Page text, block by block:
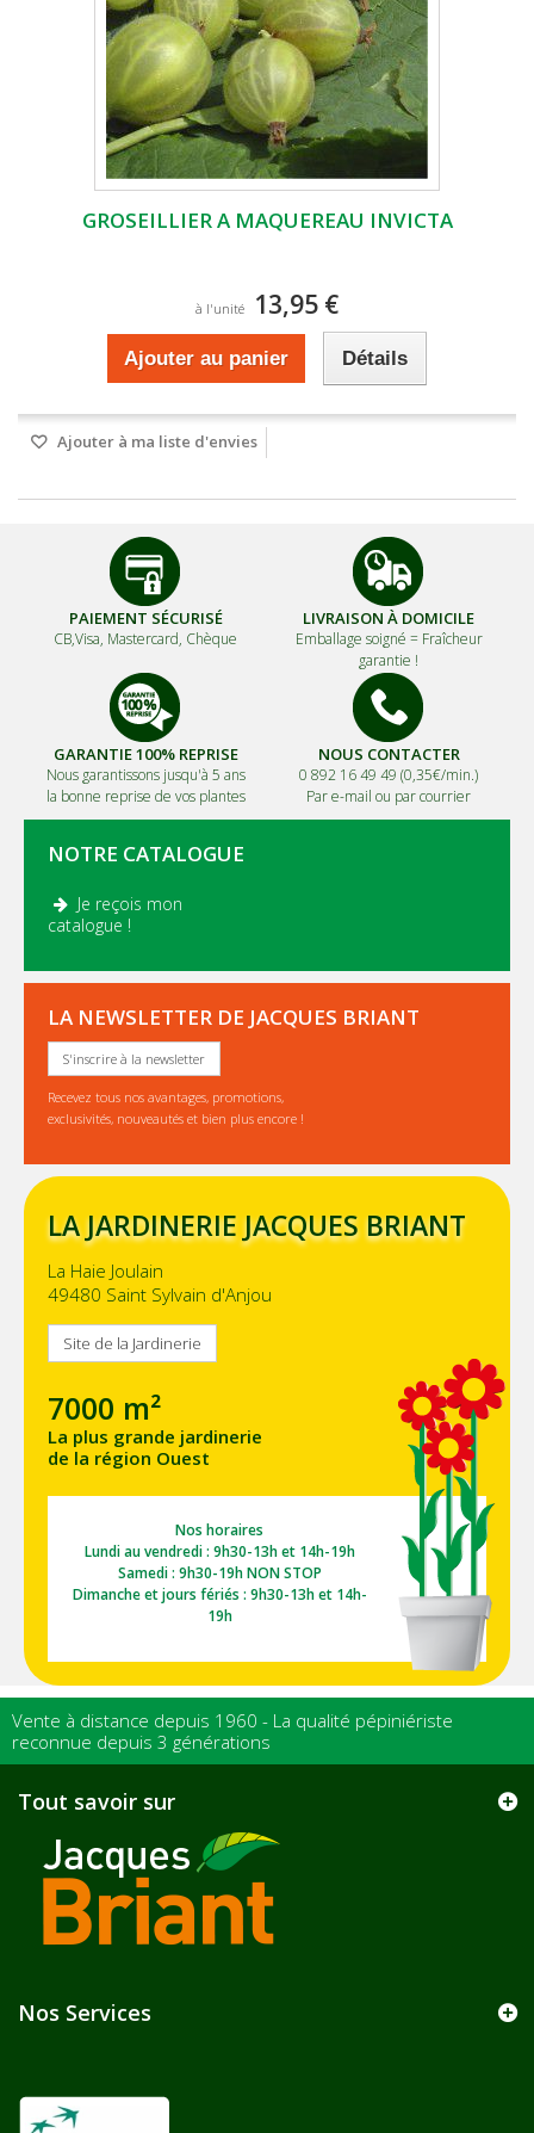
GROSEILLIER A MAQUEREAU INVICTA
à l'unité 13,95 €
Ajouter au panier Détails
Ajouter à ma liste d'envies
PAIEMENT SÉCURISÉ
CB,Visa, Mastercard, Chèque
LIVRAISON À DOMICILE
Emballage soigné = Fraîcheur
garantie !
GARANTIE 100% REPRISE
Nous garantissons jusqu'à 5 ans
la bonne reprise de vos plantes
NOUS CONTACTER
0 892 16 49 49 (0,35€/min.)
Par e-mail ou par courrier
NOTRE CATALOGUE
Je reçois mon
catalogue !
LA NEWSLETTER DE JACQUES BRIANT
S'inscrire à la newsletter
Recevez tous nos avantages, promotions,
exclusivités, nouveautés et bien plus encore !
LA JARDINERIE JACQUES BRIANT
La Haie Joulain
49480 Saint Sylvain d'Anjou
Site de la Jardinerie
7000 m²
La plus grande jardinerie
de la région Ouest
Nos horaires
Lundi au vendredi : 9h30-13h et 14h-19h
Samedi : 9h30-19h NON STOP
Dimanche et jours fériés : 9h30-13h et 14h-
19h
Vente à distance depuis 1960 - La qualité pépiniériste
reconnue depuis 3 générations
Tout savoir sur
Nos Services